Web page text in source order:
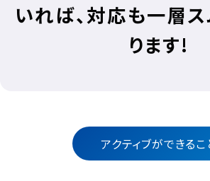
いれば、対応も一層
ります!
アクティブができるこ